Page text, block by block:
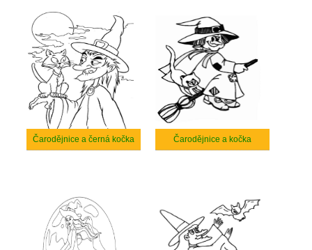
Čarodějnice a černá kočka Čarodějnice a kočka